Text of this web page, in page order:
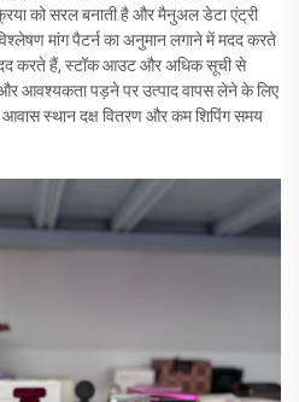
को सरल बनाती है और मैनुअल डेटा एंट्री
मांग पैटर्न का अनुमान लगाने में मदद करते
करते हैं, स्टॉक आउट और अधिक सूची से
आवश्यकता पड़ने पर उत्पाद वापस लेने के लिए
आवास स्थान दक्ष वितरण और कम शिपिंग समय